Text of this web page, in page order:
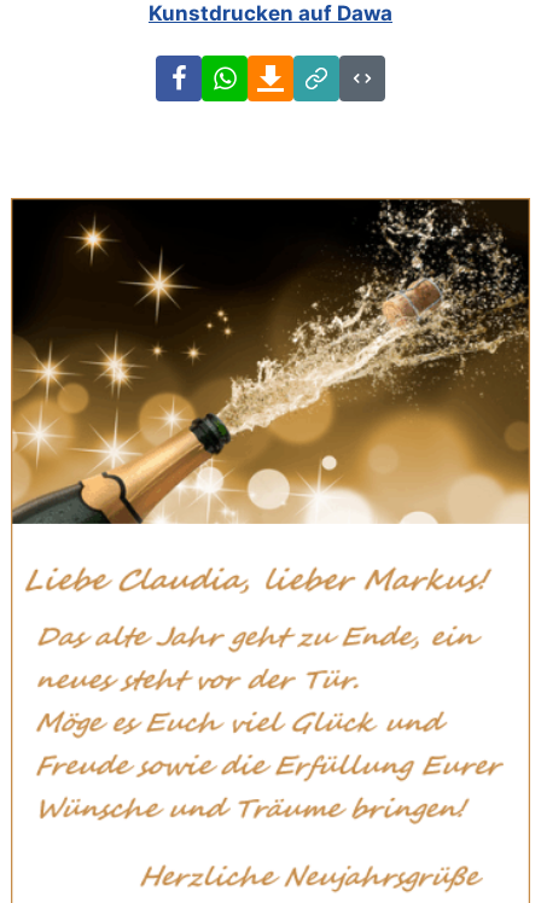
Kunstdrucken auf Dawa
FacebookWhatsAppDownload
Link
Code